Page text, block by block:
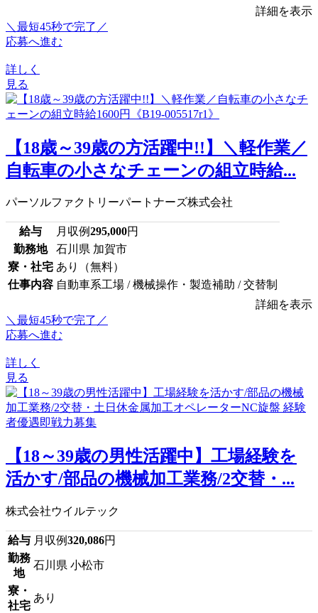
詳細を表示
＼最短45秒で完了／
応募へ進む
詳しく
見る
【18歳～39歳の方活躍中!!】＼軽作業／
自転車の小さなチェーンの組立時給...
パーソルファクトリーパートナーズ株式会社
給与 月収例295,000円
勤務地
石川県 加賀市
寮・社宅 あり（無料）
仕事内容 自動車系工場 / 機械操作・製造補助 / 交替制
詳細を表示
＼最短45秒で完了／
応募へ進む
詳しく
見る
【18～39歳の男性活躍中】工場経験を
活かす/部品の機械加工業務/2交替・...
株式会社ウイルテック
給与 月収例320,086円
勤務
地
石川県 小松市
寮・
社宅
あり